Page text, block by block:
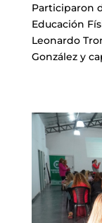
Participaron
Educación
Leonardo
González y